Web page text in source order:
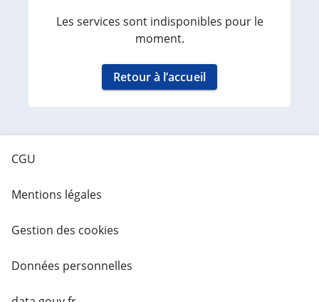
Les services sont indisponibles pour le
moment.
Retour à l’accueil
CGU
Mentions légales
Gestion des cookies
Données personnelles